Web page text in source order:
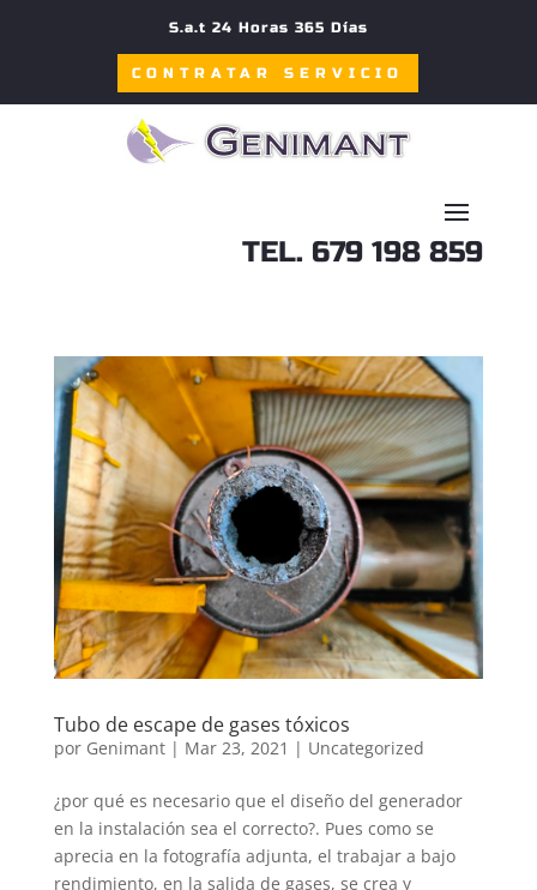
S.a.t 24 Horas 365 Días
CONTRATAR SERVICIO
TEL. 679 198 859
Tubo de escape de gases tóxicos
por Genimant| Mar 23, 2021 | Uncategorized
¿por qué es necesario que el diseño del generador
en la instalación sea el correcto?. Pues como se
aprecia en la fotografía adjunta, el trabajar a bajo
rendimiento, en la salida de gases, se crea y